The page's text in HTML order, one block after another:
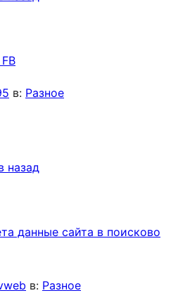
в: Разное
назад
данные сайта в поисково
в: Разное